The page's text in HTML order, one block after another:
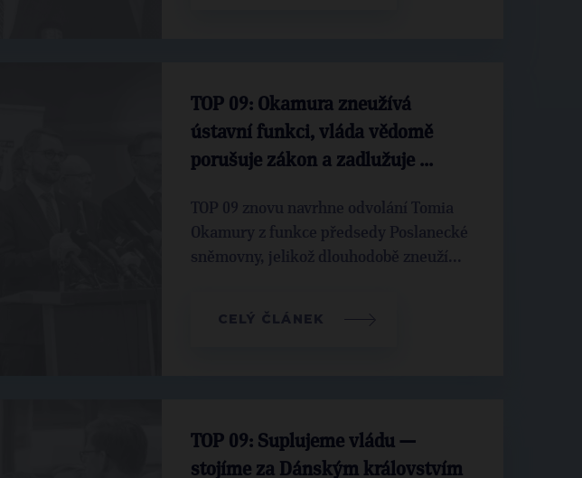
TOP 09: Okamura zneužívá
ústavní funkci, vláda vědomě
porušuje zákon a zadlužuje ...
TOP 09 znovu navrhne odvolání Tomia
Okamury z funkce předsedy Poslanecké
sněmovny, jelikož dlouhodobě zneuží...
CELÝ ČLÁNEK
TOP 09: Suplujeme vládu —
stojíme za Dánským královstvím